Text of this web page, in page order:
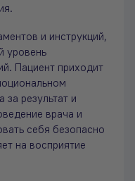
и инструкций,
уровень
Пациент приходит
за результат и
врача и
себя безопасно
на восприятие